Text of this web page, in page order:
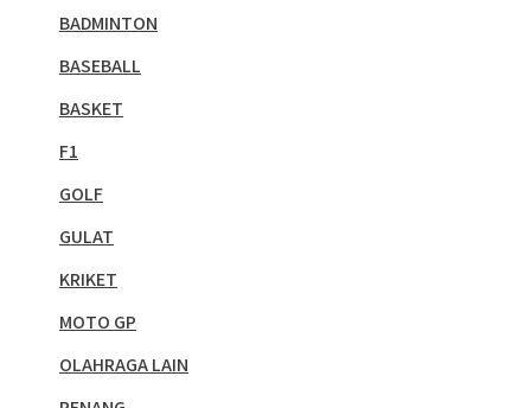
BADMINTON
BASEBALL
BASKET
F1
GOLF
GULAT
KRIKET
MOTO GP
OLAHRAGA LAIN